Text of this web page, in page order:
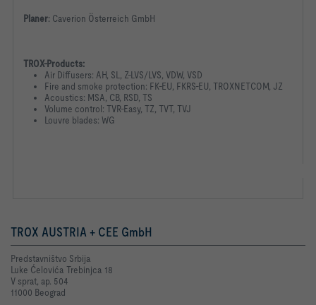
Planer: Caverion Österreich GmbH
TROX-Products:
Air Diffusers: AH, SL, Z-LVS/LVS, VDW, VSD
Fire and smoke protection: FK-EU, FKRS-EU, TROXNETCOM, JZ
Acoustics: MSA, CB, RSD, TS
Volume control: TVR-Easy, TZ, TVT, TVJ
Louvre blades: WG
TROX AUSTRIA + CEE GmbH
Predstavništvo Srbija
Luke Ćelovića Trebinjca 18
V sprat, ap. 504
11000 Beograd